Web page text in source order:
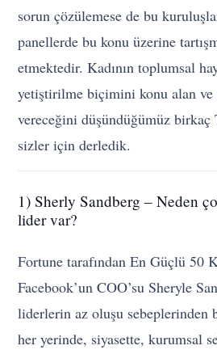
sorun çözülemese de bu
panellerde bu konu üzerine
etmektedir. Kadının toplumsal
yetiştirilme biçimini konu alan ve
vereceğini düşündüğümüz birkaç
sizler için derledik.
1) Sherly Sandberg – Neden
lider var?
Fortune tarafından En Güçlü 50
Facebook’un COO’su Sheryle
liderlerin az oluşu sebeplerinden
her yerinde, siyasette, kurumsal